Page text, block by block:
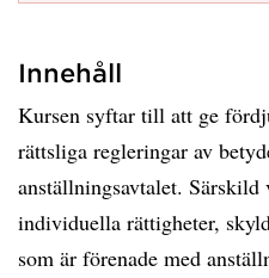
Innehåll
Kursen syftar till att ge
rättsliga regleringar av
anställningsavtalet.
individuella rättigheter,
som är förenade med